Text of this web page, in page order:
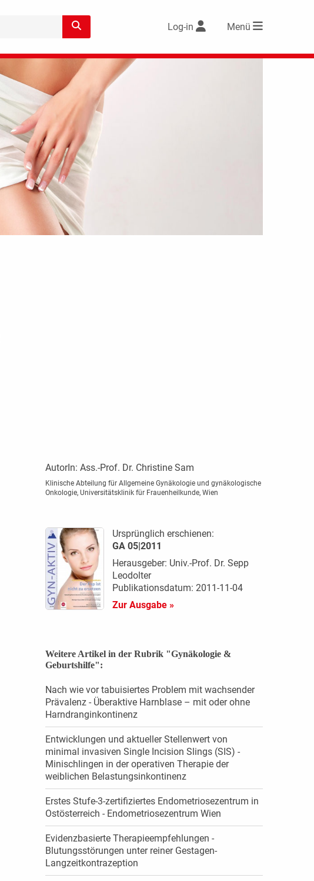
Log-in Menü
AutorIn: Ass.-Prof. Dr. Christine Sam
Klinische Abteilung für Allgemeine Gynäkologie und gynäkologische
Onkologie, Universitätsklinik für Frauenheilkunde, Wien
Ursprünglich erschienen:
GA 05|2011
Herausgeber: Univ.-Prof. Dr. Sepp
Leodolter
Publikationsdatum: 2011-11-04
Zur Ausgabe »
Weitere Artikel in der Rubrik "Gynäkologie &
Geburtshilfe":
Nach wie vor tabuisiertes Problem mit wachsender
Prävalenz - Überaktive Harnblase – mit oder ohne
Harndranginkontinenz
Entwicklungen und aktueller Stellenwert von
minimal invasiven Single Incision Slings (SIS) -
Minischlingen in der operativen Therapie der
weiblichen Belastungsinkontinenz
Erstes Stufe-3-zertifiziertes Endometriosezentrum in
Ostösterreich - Endometriosezentrum Wien
Evidenzbasierte Therapieempfehlungen -
Blutungsstörungen unter reiner Gestagen-
Langzeitkontrazeption